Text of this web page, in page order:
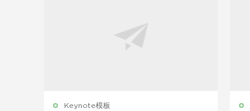
Keynote模板